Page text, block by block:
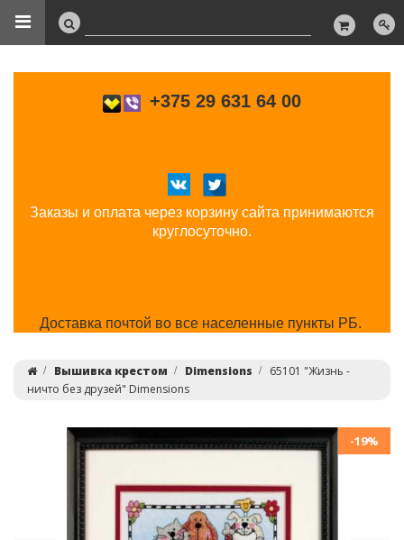
+375 29 631 64 00
Заказы и оплата через корзину сайта принимаются
круглосуточно.
Доставка почтой во все населенные пункты РБ.
Вышивка крестом Dimensions
65101 "Жизнь -
ничто без друзей" Dimensions
-19%
Previous